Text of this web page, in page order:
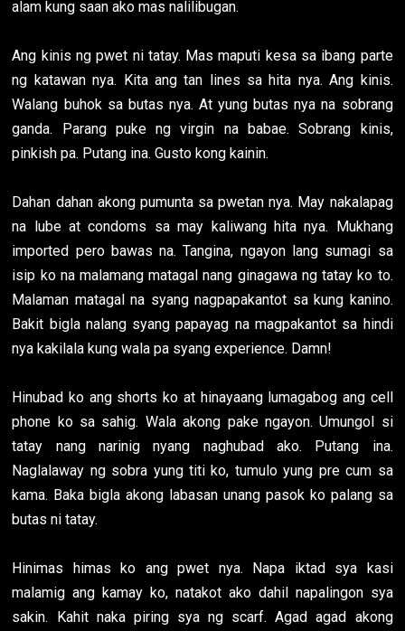
alam kung saan ako mas nalilibugan.
Ang kinis ng pwet ni tatay. Mas maputi kesa sa ibang parte
ng katawan nya. Kita ang tan lines sa hita nya. Ang kinis.
Walang buhok sa butas nya. At yung butas nya na sobrang
ganda. Parang puke ng virgin na babae. Sobrang kinis,
pinkish pa. Putang ina. Gusto kong kainin.
Dahan dahan akong pumunta sa pwetan nya. May nakalapag
na lube at condoms sa may kaliwang hita nya. Mukhang
imported pero bawas na. Tangina, ngayon lang sumagi sa
isip ko na malamang matagal nang ginagawa ng tatay ko to.
Malaman matagal na syang nagpapakantot sa kung kanino.
Bakit bigla nalang syang papayag na magpakantot sa hindi
nya kakilala kung wala pa syang experience. Damn!
Hinubad ko ang shorts ko at hinayaang lumagabog ang cell
phone ko sa sahig. Wala akong pake ngayon. Umungol si
tatay nang narinig nyang naghubad ako. Putang ina.
Naglalaway ng sobra yung titi ko, tumulo yung pre cum sa
kama. Baka bigla akong labasan unang pasok ko palang sa
butas ni tatay.
Hinimas himas ko ang pwet nya. Napa iktad sya kasi
malamig ang kamay ko, natakot ako dahil napalingon sya
sakin. Kahit naka piring sya ng scarf. Agad agad akong